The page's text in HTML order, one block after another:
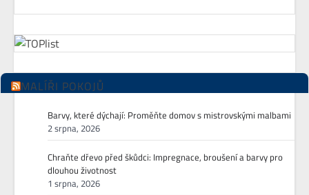
MALÍŘI POKOJŮ
Barvy, které dýchají: Proměňte domov s mistrovskými malbami
2 srpna, 2026
Chraňte dřevo před škůdci: Impregnace, broušení a barvy pro
dlouhou životnost
1 srpna, 2026